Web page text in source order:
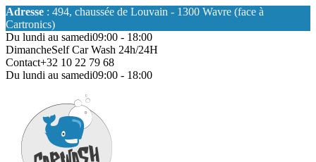
Adresse : 494, chaussée de Louvain - 1300 Wavre (face à
Cartronics)
Du lundi au samedi09:00 - 18:00
DimancheSelf Car Wash 24h/24H
Contact+32 10 22 79 68
Du lundi au samedi09:00 - 18:00